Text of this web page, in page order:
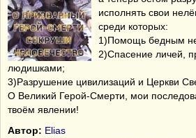
исполнять свои
среди которых:
1)Помощь бедным
2)Спасение личей,
людишками;
3)Разрушение цивилизаций и Церкви
О Великий Герой-Смерти, мои
твоём явлении!
Автор: Elias